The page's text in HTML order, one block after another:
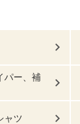
パー、補
ャツ